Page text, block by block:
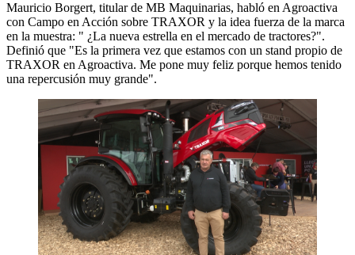
Mauricio Borgert, titular de MB Maquinarias, habló en Agroactiva
con Campo en Acción sobre TRAXOR y la idea fuerza de la marca
en la muestra: " ¿La nueva estrella en el mercado de tractores?".
Definió que "Es la primera vez que estamos con un stand propio de
TRAXOR en Agroactiva. Me pone muy feliz porque hemos tenido
una repercusión muy grande".